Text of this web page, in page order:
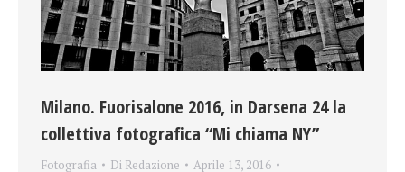
Milano. Fuorisalone 2016, in Darsena 24 la
collettiva fotografica “Mi chiama NY”
Fotografia Di Redazione
Aprile 13, 2016